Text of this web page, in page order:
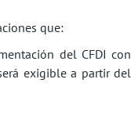
que:
del CFDI con
exigible a partir del